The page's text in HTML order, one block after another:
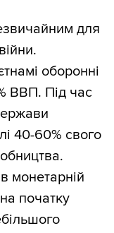
для
оборонні
ВВП. Під час
40-60% свого
монетарній
початку